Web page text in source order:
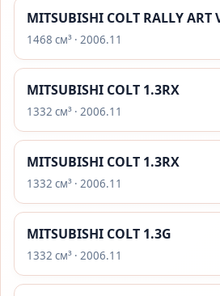
MITSUBISHI COLT RALLY ART
1468 см³ · 2006.11
MITSUBISHI COLT 1.3RX
1332 см³ · 2006.11
MITSUBISHI COLT 1.3RX
1332 см³ · 2006.11
MITSUBISHI COLT 1.3G
1332 см³ · 2006.11